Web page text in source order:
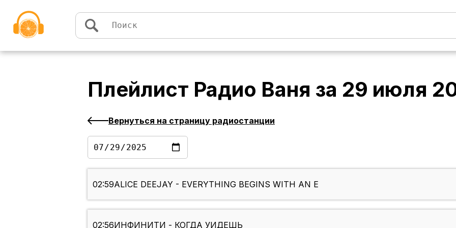
Плейлист Радио Ваня за 29 июля
Вернуться на страницу радиостанции
02:59ALICE DEEJAY - EVERYTHING BEGINS WITH AN E
02:56ИНФИНИТИ - КОГДА УИДЕШЬ